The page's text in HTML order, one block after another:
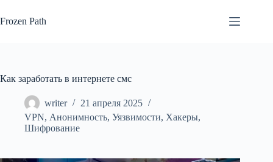
к
сути
Frozen Path
Как заработать в интернете смс
writer
21 апреля 2025
VPN, Анонимность, Уязвимости, Хакеры,
Шифрование